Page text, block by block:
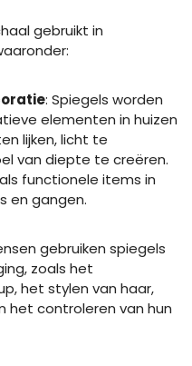
gebruikt in
: Spiegels worden
elementen in huizen
lijken, licht te
van diepte te creëren.
functionele items in
en gangen.
gebruiken spiegels
zoals het
het stylen van haar,
het controleren van hun